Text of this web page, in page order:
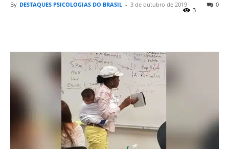
By DESTAQUES PSICOLOGIAS DO BRASIL - 3 de outubro de 2019 0
3